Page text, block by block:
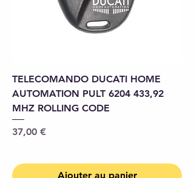
TELECOMANDO DUCATI HOME
AUTOMATION PULT 6204 433,92
MHZ ROLLING CODE
Prix
37,00 €
Ajouter au panier